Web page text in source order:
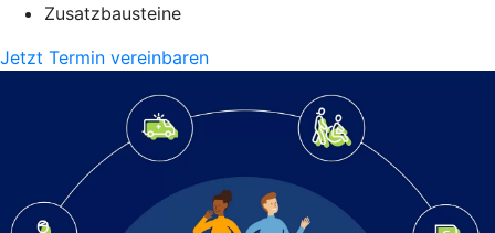
Zusatzbausteine
Jetzt Termin vereinbaren